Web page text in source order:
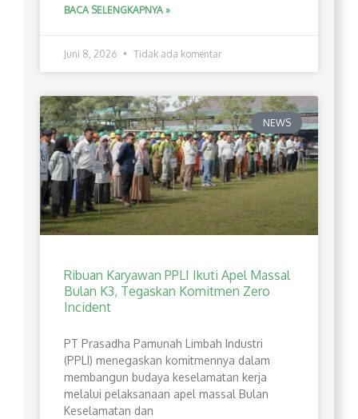
BACA SELENGKAPNYA »
Juni 8, 2026 Tidak ada komentar
NEWS
Ribuan Karyawan PPLI Ikuti Apel Massal
Bulan K3, Tegaskan Komitmen Zero
Incident
PT Prasadha Pamunah Limbah Industri
(PPLI) menegaskan komitmennya dalam
membangun budaya keselamatan kerja
melalui pelaksanaan apel massal Bulan
Keselamatan dan